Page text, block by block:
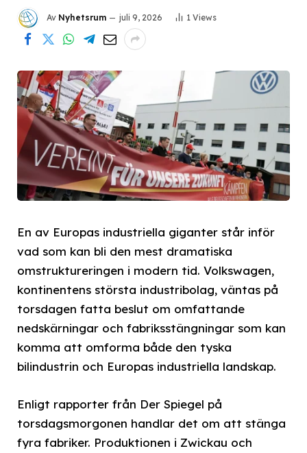
Av Nyhetsrum juli 9, 2026 1 Views
En av Europas industriella giganter står inför
vad som kan bli den mest dramatiska
omstruktureringen i modern tid. Volkswagen,
kontinentens största industribolag, väntas på
torsdagen fatta beslut om omfattande
nedskärningar och fabriksstängningar som kan
komma att omforma både den tyska
bilindustrin och Europas industriella landskap.
Enligt rapporter från Der Spiegel på
torsdagsmorgonen handlar det om att stänga
fyra fabriker. Produktionen i Zwickau och